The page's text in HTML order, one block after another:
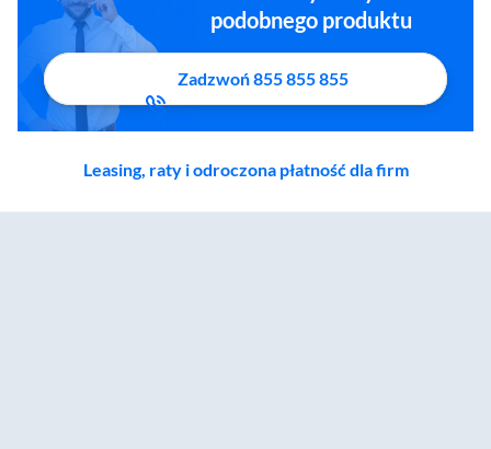
podobnego produktu
Zadzwoń 855 855 855
Leasing, raty i odroczona płatność dla firm